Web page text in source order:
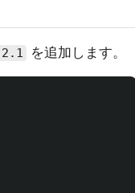
を追加します。